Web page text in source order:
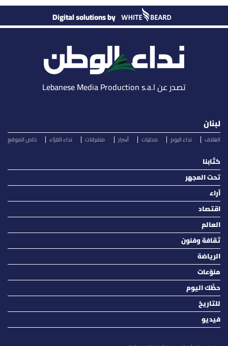
Digital solutions by
تصدر عن Lebanese Media Production s.a.l
لبنان
الغلاف نداء اليوم محليات أسرار متفرقات نداء القرّاء خاص الموقع
كتّابنا
تحت المجهر
آراء
اقتصاد
العالم
ثقافة وفنون
الرياضة
منوّعات
حظّك اليوم
للتاريخ
فيديو